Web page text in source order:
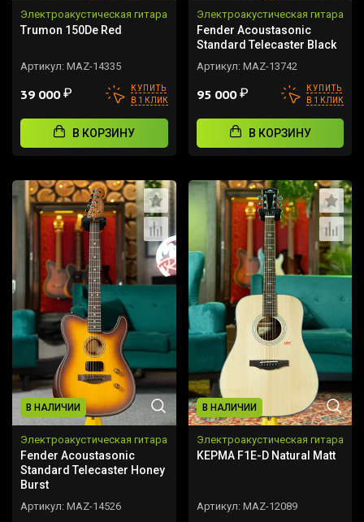
Электроакустическая гитара
Trumon 150De Red
Артикул: MAZ-14335
39 000₽
КУПИТЬ
В 1 КЛИК
В КОРЗИНУ
Электроакустическая гитара
Fender Acoustasonic
Standard Telecaster Black
Артикул: MAZ-13742
95 000₽
КУПИТЬ
В 1 КЛИК
В КОРЗИНУ
В НАЛИЧИИ
Электроакустическая гитара
Fender Acoustasonic
Standard Telecaster Honey
Burst
Артикул: MAZ-14526
В НАЛИЧИИ
Электроакустическая гитара
KEPMA F1E-D Natural Matt
Артикул: MAZ-12089